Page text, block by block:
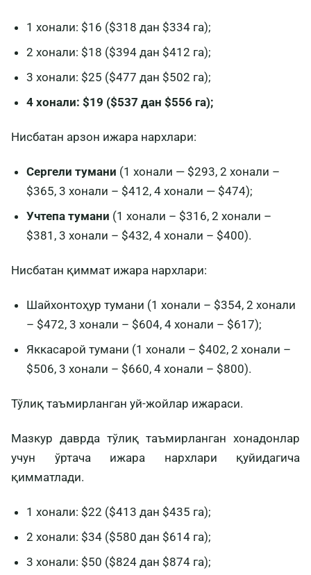
1 хонали: $16 ($318 дан $334 га);
2 хонали: $18 ($394 дан $412 га);
3 хонали: $25 ($477 дан $502 га);
4 хонали: $19 ($537 дан $556 га);
Нисбатан арзон ижара нархлари:
Сергели тумани (1 хонали — $293, 2 хонали –
$365, 3 хонали – $412, 4 хонали — $474);
Учтепа тумани (1 хонали – $316, 2 хонали –
$381, 3 хонали – $432, 4 хонали – $400).
Нисбатан қиммат ижара нархлари:
Шайхонтоҳур тумани (1 хонали – $354, 2 хонали
– $472, 3 хонали – $604, 4 хонали – $617);
Яккасарой тумани (1 хонали – $402, 2 хонали –
$506, 3 хонали – $660, 4 хонали – $800).
Тўлиқ таъмирланган уй-жойлар ижараси.
Мазкур даврда тўлиқ таъмирланган хонадонлар
учун ўртача ижара нархлари қуйидагича
қимматлади.
1 хонали: $22 ($413 дан $435 га);
2 хонали: $34 ($580 дан $614 га);
3 хонали: $50 ($824 дан $874 га);